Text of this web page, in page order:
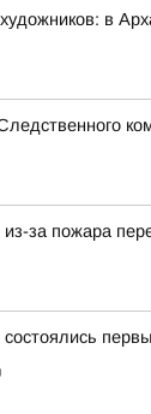
в
за пожара
состоялись